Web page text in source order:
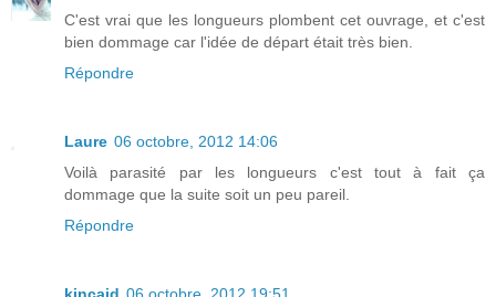
C'est vrai que les longueurs plombent cet ouvrage, et c'est
bien dommage car l'idée de départ était très bien.
Répondre
Laure 06 octobre, 2012 14:06
Voilà parasité par les longueurs c'est tout à fait ça
dommage que la suite soit un peu pareil.
Répondre